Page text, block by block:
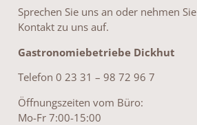
Sprechen Sie uns an oder nehmen
Kontakt zu uns auf.
Gastronomiebetriebe Dickhut
Telefon 0 23 31 – 98 72 96 7
Öffnungszeiten vom Büro:
Mo-Fr 7:00-15:00